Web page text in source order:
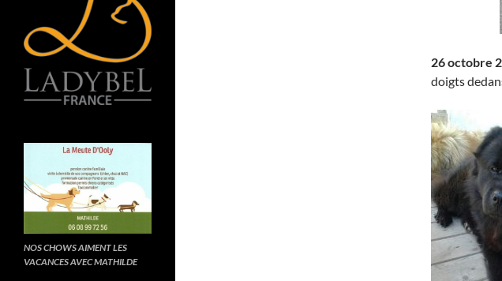
26 octobre
doigts
NOS CHOWS AIMENT LES
VACANCES AVEC MATHILDE